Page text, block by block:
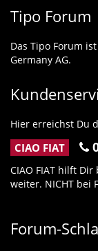
Tipo Forum
Das Tipo Forum
Germany AG.
Hier erreichst Du
CIAO FIAT
CIAO FIAT hilft
weiter. NICHT bei
Forum-